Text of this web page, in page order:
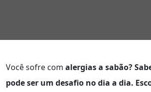
Você sofre com alergias a sabão?
pode ser um desafio no dia a dia.